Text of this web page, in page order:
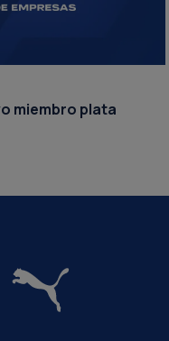
miembro plata